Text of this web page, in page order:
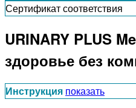
Сертификат соответствия
URINARY PLUS
здоровье без
Инструкция показать